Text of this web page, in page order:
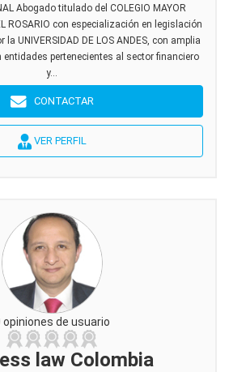
Abogado titulado del COLEGIO MAYOR
ROSARIO con especialización en legislación
UNIVERSIDAD DE LOS ANDES, con amplia
entidades pertenecientes al sector financiero
y...
CONTACTAR
VER PERFIL
opiniones de usuario
law Colombia